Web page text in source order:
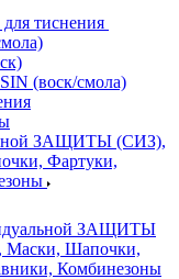
тиснения
(воск/смола)
ЗАЩИТЫ (СИЗ),
Фартуки,
ЗАЩИТЫ
Маски, Шапочки,
Комбинезоны